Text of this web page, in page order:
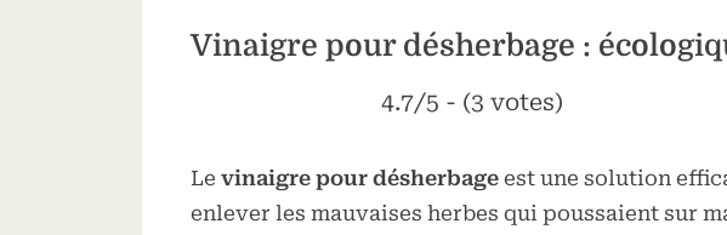
Toggle
menu
Vinaigre pour désherbage :
4.7/5 - (3 votes)
Le vinaigre pour désherbage est une solution
enlever les mauvaises herbes qui poussaient sur